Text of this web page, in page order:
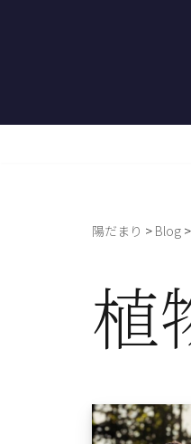
陽だまり > Blog >
植